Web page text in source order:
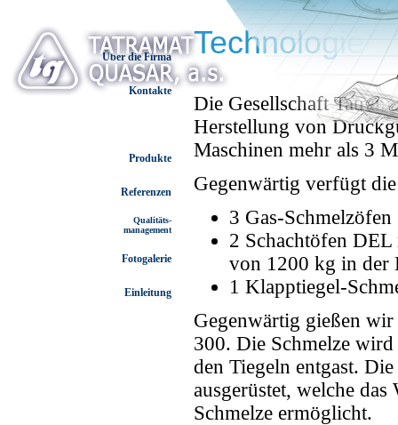
Über die Firma
Kontakte
Produkte
Referenzen
Qualitäts-
management
Fotogalerie
Einleitung
Technologie
Die Gesellschaft
Herstellung von
Maschinen mehr als 3
Gegenwärtig verfügt
3 Gas-Schmelzöfen
2 Schachtöfen
von 1200 kg in der
1 Klapptiegel-
Gegenwärtig gießen
300. Die Schmelze
den Tiegeln entgast.
ausgerüstet, welche
Schmelze ermöglicht.